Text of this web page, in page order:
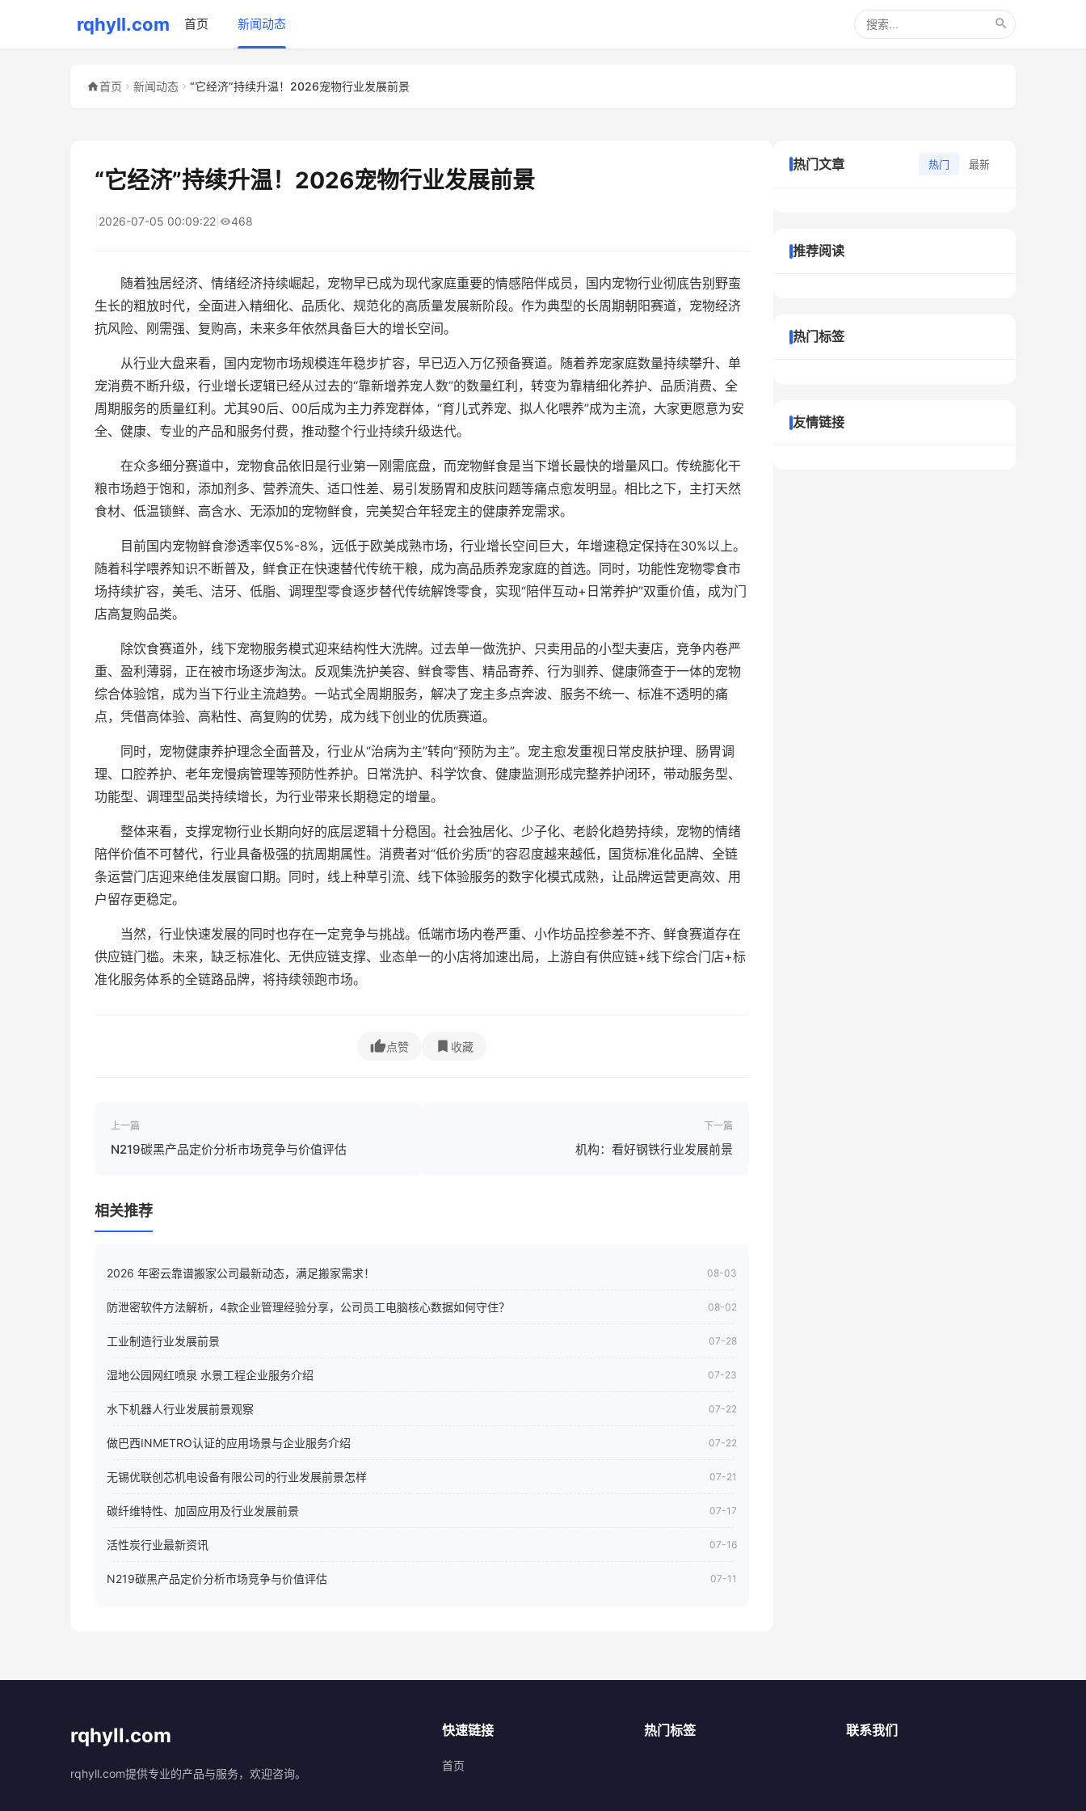
rqhyll.com 首页 新闻动态
首页 新闻动态 “它经济”持续升温！2026宠物行业发展前景
“它经济”持续升温！2026宠物行业发展前景
2026-07-05 00:09:22 468
随着独居经济、情绪经济持续崛起，宠物早已成为现代家庭重要的情感陪伴成员，国内宠物行业彻底告别野蛮
生长的粗放时代，全面进入精细化、品质化、规范化的高质量发展新阶段。作为典型的长周期朝阳赛道，宠物经济
抗风险、刚需强、复购高，未来多年依然具备巨大的增长空间。
从行业大盘来看，国内宠物市场规模连年稳步扩容，早已迈入万亿预备赛道。随着养宠家庭数量持续攀升、单
宠消费不断升级，行业增长逻辑已经从过去的“靠新增养宠人数”的数量红利，转变为靠精细化养护、品质消费、全
周期服务的质量红利。尤其90后、00后成为主力养宠群体，“育儿式养宠、拟人化喂养”成为主流，大家更愿意为安
全、健康、专业的产品和服务付费，推动整个行业持续升级迭代。
在众多细分赛道中，宠物食品依旧是行业第一刚需底盘，而宠物鲜食是当下增长最快的增量风口。传统膨化干
粮市场趋于饱和，添加剂多、营养流失、适口性差、易引发肠胃和皮肤问题等痛点愈发明显。相比之下，主打天然
食材、低温锁鲜、高含水、无添加的宠物鲜食，完美契合年轻宠主的健康养宠需求。
目前国内宠物鲜食渗透率仅5%-8%，远低于欧美成熟市场，行业增长空间巨大，年增速稳定保持在30%以上。
随着科学喂养知识不断普及，鲜食正在快速替代传统干粮，成为高品质养宠家庭的首选。同时，功能性宠物零食市
场持续扩容，美毛、洁牙、低脂、调理型零食逐步替代传统解馋零食，实现“陪伴互动+日常养护”双重价值，成为门
店高复购品类。
除饮食赛道外，线下宠物服务模式迎来结构性大洗牌。过去单一做洗护、只卖用品的小型夫妻店，竞争内卷严
重、盈利薄弱，正在被市场逐步淘汰。反观集洗护美容、鲜食零售、精品寄养、行为驯养、健康筛查于一体的宠物
综合体验馆，成为当下行业主流趋势。一站式全周期服务，解决了宠主多点奔波、服务不统一、标准不透明的痛
点，凭借高体验、高粘性、高复购的优势，成为线下创业的优质赛道。
同时，宠物健康养护理念全面普及，行业从“治病为主”转向“预防为主”。宠主愈发重视日常皮肤护理、肠胃调
理、口腔养护、老年宠慢病管理等预防性养护。日常洗护、科学饮食、健康监测形成完整养护闭环，带动服务型、
功能型、调理型品类持续增长，为行业带来长期稳定的增量。
整体来看，支撑宠物行业长期向好的底层逻辑十分稳固。社会独居化、少子化、老龄化趋势持续，宠物的情绪
陪伴价值不可替代，行业具备极强的抗周期属性。消费者对“低价劣质”的容忍度越来越低，国货标准化品牌、全链
条运营门店迎来绝佳发展窗口期。同时，线上种草引流、线下体验服务的数字化模式成熟，让品牌运营更高效、用
户留存更稳定。
当然，行业快速发展的同时也存在一定竞争与挑战。低端市场内卷严重、小作坊品控参差不齐、鲜食赛道存在
供应链门槛。未来，缺乏标准化、无供应链支撑、业态单一的小店将加速出局，上游自有供应链+线下综合门店+标
准化服务体系的全链路品牌，将持续领跑市场。
点赞 收藏
上一篇
N219碳黑产品定价分析市场竞争与价值评估
下一篇
机构：看好钢铁行业发展前景
相关推荐
2026 年密云靠谱搬家公司最新动态，满足搬家需求！ 08-03
防泄密软件方法解析，4款企业管理经验分享，公司员工电脑核心数据如何守住？ 08-02
工业制造行业发展前景 07-28
湿地公园网红喷泉 水景工程企业服务介绍 07-23
水下机器人行业发展前景观察 07-22
做巴西INMETRO认证的应用场景与企业服务介绍 07-22
无锡优联创芯机电设备有限公司的行业发展前景怎样 07-21
碳纤维特性、加固应用及行业发展前景 07-17
活性炭行业最新资讯 07-16
N219碳黑产品定价分析市场竞争与价值评估 07-11
热门文章 热门 最新
推荐阅读
热门标签
友情链接
rqhyll.com
rqhyll.com提供专业的产品与服务，欢迎咨询。
快速链接
首页
热门标签 联系我们